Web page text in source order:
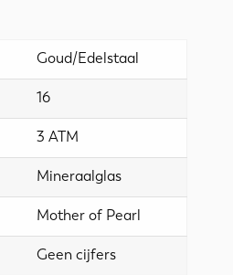
Goud/Edelstaal
16
3 ATM
Mineraalglas
Mother of Pearl
Geen cijfers